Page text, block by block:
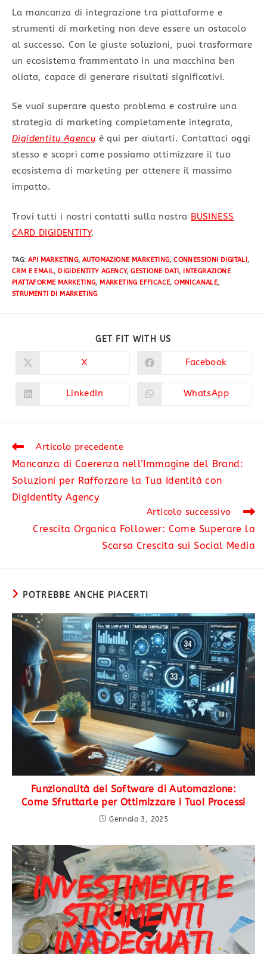
La mancanza di integrazione tra piattaforme e
strumenti di marketing non deve essere un ostacolo
al successo. Con le giuste soluzioni, puoi trasformare
un ecosistema frammentato in una macchina ben
oliata, capace di generare risultati significativi.
Se vuoi superare questo problema e costruire una
strategia di marketing completamente integrata,
Digidentity Agency è qui per aiutarti. Contattaci oggi
stesso e scopri come possiamo ottimizzare il tuo
ecosistema di marketing per ottenere il massimo
impatto.
Trovi tutti i nostri contatti sulla nostra BUSINESS
CARD DIGIDENTITY.
TAG:API MARKETING, AUTOMAZIONE MARKETING, CONNESSIONI DIGITALI ,
CRM E EMAIL, DIGIDENTITY AGENCY, GESTIONE DATI ,
INTEGRAZIONE
PIATTAFORME MARKETING, MARKETING EFFICACE, OMNICANALE,
STRUMENTI DI MARKETING
GET FIT WITH US
X Facebook
LinkedIn WhatsApp
Articolo precedente
Mancanza di Coerenza nell’Immagine del Brand:
Soluzioni per Rafforzare la Tua Identità con
DigIdentity Agency
Articolo successivo
Crescita Organica Follower: Come Superare la
Scarsa Crescita sui Social Media
POTREBBE ANCHE PIACERTI
Funzionalità dei Software di Automazione:
Come Sfruttarle per Ottimizzare i Tuoi Processi
Gennaio 3, 2025